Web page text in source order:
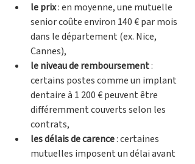
le prix : en moyenne, une mutuelle
senior coûte environ 140 € par mois
dans le département (ex. Nice,
Cannes),
le niveau de remboursement :
certains postes comme un implant
dentaire à 1 200 € peuvent être
différemment couverts selon les
contrats,
les délais de carence : certaines
mutuelles imposent un délai avant